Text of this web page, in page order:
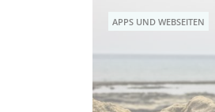
APPS UND WEBSEITEN